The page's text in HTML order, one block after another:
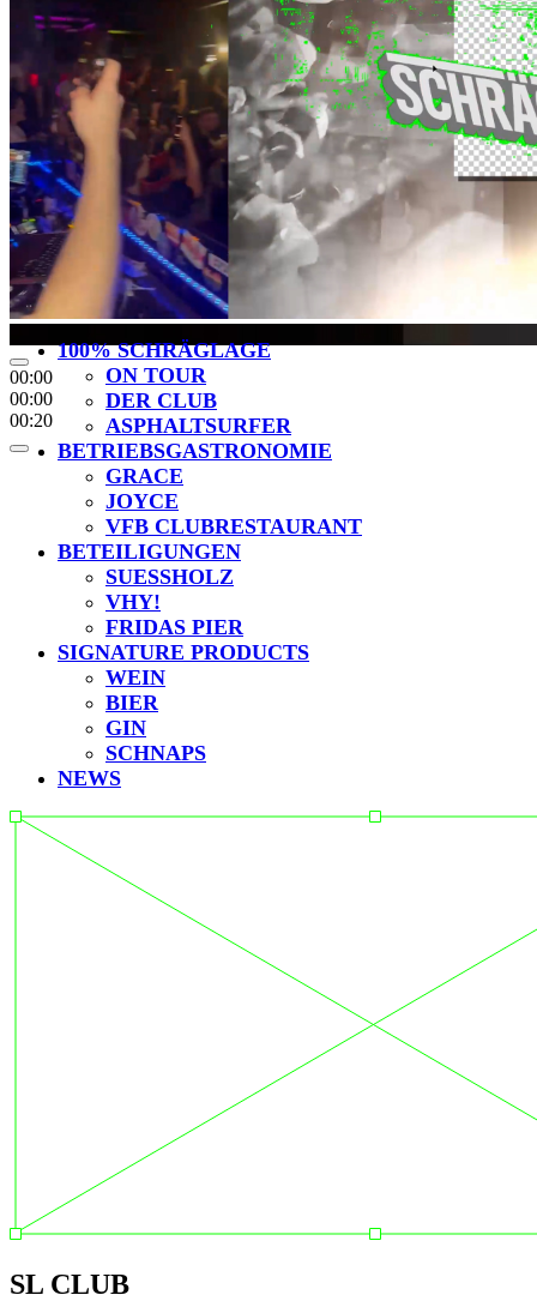
00:00
00:00
00:20
100% SCHRÄGLAGE
ON TOUR
DER CLUB
ASPHALTSURFER
BETRIEBSGASTRONOMIE
GRACE
JOYCE
VFB CLUBRESTAURANT
BETEILIGUNGEN
SUESSHOLZ
VHY!
FRIDAS PIER
SIGNATURE PRODUCTS
WEIN
BIER
GIN
SCHNAPS
NEWS
SL CLUB